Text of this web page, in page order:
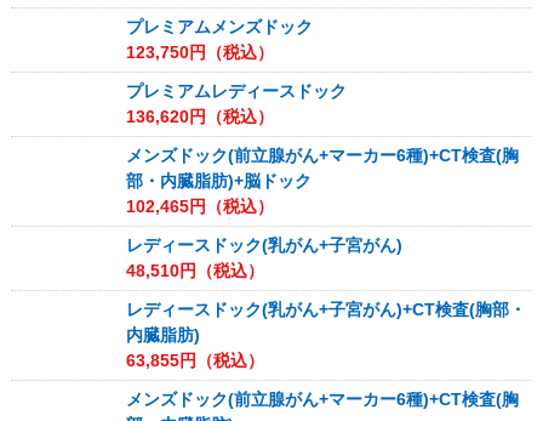
プレミアムメンズドック
123,750円（税込）
プレミアムレディースドック
136,620円（税込）
メンズドック(前立腺がん+マーカー6種)+CT検査(胸
部・内臓脂肪)+脳ドック
102,465円（税込）
レディースドック(乳がん+子宮がん)
48,510円（税込）
レディースドック(乳がん+子宮がん)+CT検査(胸部・
内臓脂肪)
63,855円（税込）
メンズドック(前立腺がん+マーカー6種)+CT検査(胸